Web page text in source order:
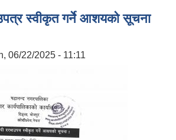
स्वीकृत गर्ने आशयको सूचना
06/22/2025 - 11:11